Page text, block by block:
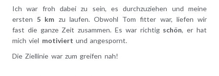
Ich war froh dabei zu sein, es durchzuziehen und meine
ersten 5 km zu laufen. Obwohl Tom fitter war, liefen wir
fast die ganze Zeit zusammen. Es war richtig schön, er hat
mich viel motiviert und angespornt.
Die Ziellinie war zum greifen nah!